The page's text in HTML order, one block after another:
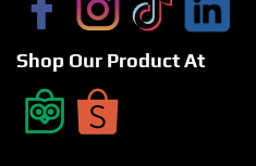
Shop Our Product At